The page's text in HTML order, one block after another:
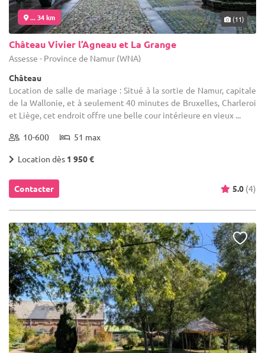
... 34 km (11)
Château Vivier l’Agneau et La Grange
Assesse - Province de Namur (WNA)
Château
Location de salle de mariage : Situé à la sortie de Namur, capitale
de la Wallonie, et à seulement 40 minutes de Bruxelles, Charleroi
et Liège, cet endroit offre une belle cour intérieure en vieux ...
10-600 51 max
Location dès 1 950 €
Contacter 5.0 (4)